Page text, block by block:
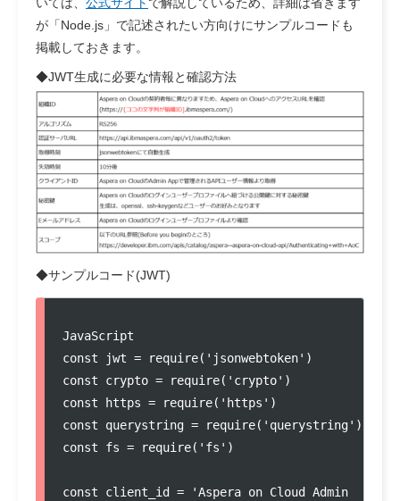
が「Node.js」で記述されたい方向けにサンプルコードも
掲載しておきます。
◆JWT生成に必要な情報と確認方法
◆サンプルコード(JWT)
JavaScript
const jwt = require('jsonwebtoken')
const crypto = require('crypto')
const https = require('https')
const querystring = require('querystring')
const fs = require('fs')
const client_id = 'Aspera on Cloud Admin